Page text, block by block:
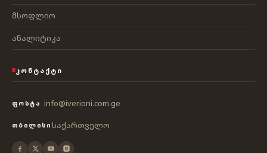
მსოფლიო
ანალიტიკა
ᲙᲝᲜᲢᲐᲥᲢᲘ
ᲤᲝᲡᲢᲐ info@iverioni.com.ge
ᲗᲑᲘᲚᲘᲡᲘ საქართველო